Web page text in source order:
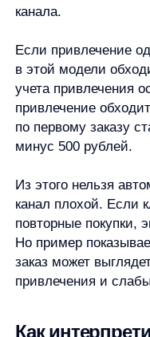
будет сложно
возвраты, комиссии,
поддержку или
Слишком разные
Клиенты из разных
стоимость
повторных покупок.
разную маржу. Одно
Расчет
финансовый отчет.
Юнит-экономика не
о движении
и управленческий
экономику
на все вопросы о